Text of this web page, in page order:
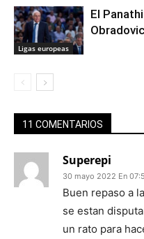
Ligas europeas
El
11 COMENTARIOS
Superepi
30 mayo 2022 En
Buen repaso a
se estan
un rato para